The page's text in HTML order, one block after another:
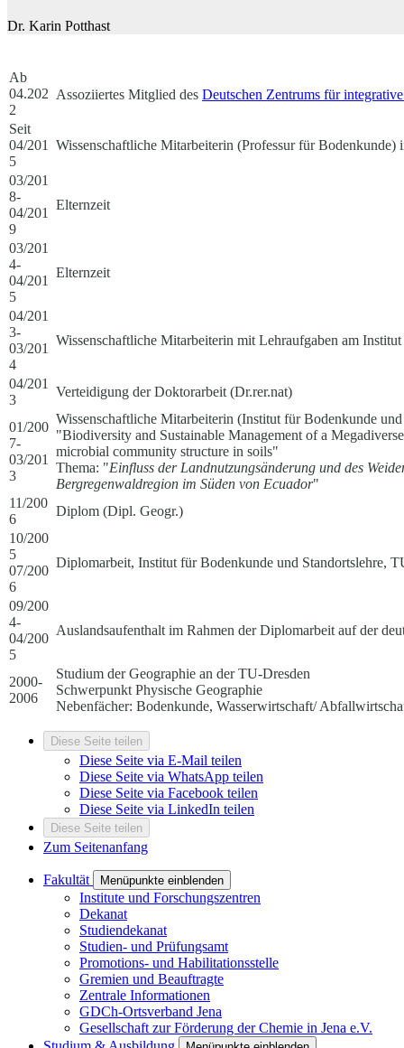
Dr. Karin Potthast
Ab
04.202
2
Assoziiertes Mitglied des Deutschen Zentrums für
Seit
04/201
5
Wissenschaftliche Mitarbeiterin (Professur für
03/201
8-
04/201
9
Elternzeit
03/201
4-
04/201
5
Elternzeit
04/201
3-
03/201
4
Wissenschaftliche Mitarbeiterin mit Lehraufgaben am
04/201
3
Verteidigung der Doktorarbeit (Dr.rer.nat)
01/200
7-
03/201
3
Wissenschaftliche Mitarbeiterin (Institut für Bodenkunde
"Biodiversity and Sustainable Management of a
microbial community structure in soils"
Thema: "Einfluss der Landnutzungsänderung und des
Bergregenwaldregion im Süden von Ecuador"
11/200
6
Diplom (Dipl. Geogr.)
10/200
5
07/200
6
Diplomarbeit, Institut für Bodenkunde und Standortslehre,
09/200
4-
04/200
5
Auslandsaufenthalt im Rahmen der Diplomarbeit auf der
2000-
2006
Studium der Geographie an der TU-Dresden
Schwerpunkt Physische Geographie
Nebenfächer: Bodenkunde, Wasserwirtschaft/
Diese Seite teilen
Diese Seite via E-Mail teilen
Diese Seite via WhatsApp teilen
Diese Seite via Facebook teilen
Diese Seite via LinkedIn teilen
Diese Seite teilen
Zum Seitenanfang
Fakultät Menüpunkte einblenden
Institute und Forschungszentren
Dekanat
Studiendekanat
Studien- und Prüfungsamt
Promotions- und Habilitationsstelle
Gremien und Beauftragte
Zentrale Informationen
GDCh-Ortsverband Jena
Gesellschaft zur Förderung der Chemie in Jena e.V.